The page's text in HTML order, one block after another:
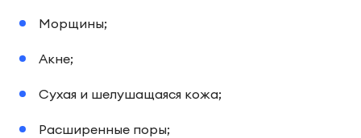
Морщины;
Акне;
Сухая и шелушащаяся кожа;
Расширенные поры;